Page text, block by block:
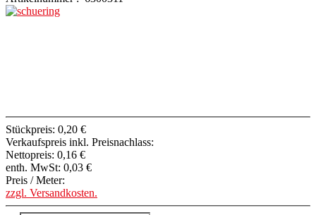
Stückpreis: 0,20 €
Verkaufspreis inkl. Preisnachlass:
Nettopreis: 0,16 €
enth. MwSt: 0,03 €
Preis / Meter:
zzgl. Versandkosten.